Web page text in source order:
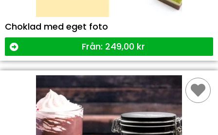
Choklad med eget foto
Från: 249,00 kr